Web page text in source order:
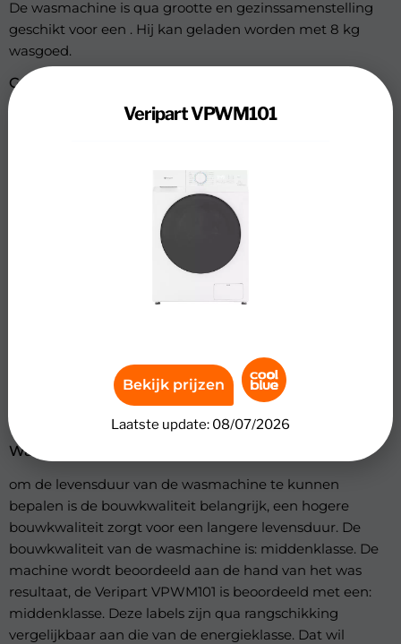
De wasmachine is qua grootte en gezinssamenstelling
geschikt voor een . Hij kan geladen worden met 8 kg
wasgoed.
Geluidsniveau en toerental
Er is een geluidniveau bij centrifugeren van 76 dB. 78 db
toerental van: 1400 rpm.
De Veripart VPWM101 beschikt over 15 wasprogramma’s
om de juiste keuze te maken bij het wassen van je
wasgoed. De machine heeft de volgende algemene
wasmachine zo hoog mogelijk te maken is er gedacht
aan het gebruiksgemak, hij beschikt over: automatisch
uitschakelen, Kledingbeschermende trommel,
Resttijdindicator, Startuitstel.
Was- en bouwkwaliteit
om de levensduur van de wasmachine te kunnen
bepalen is de bouwkwaliteit belangrijk, een hogere
bouwkwaliteit zorgt voor een langere levensduur. De
bouwkwaliteit van de wasmachine is: middenklasse. De
machine wordt beoordeeld aan de hand van het was
resultaat, de Veripart VPWM101 is beoordeeld met een:
middenklasse. Deze labels zijn qua rangschikking
vergelijkbaar aan die van de energieklasse. Dat wil
Veripart VPWM101
Bekijk prijzen
Laatste update: 08/07/2026